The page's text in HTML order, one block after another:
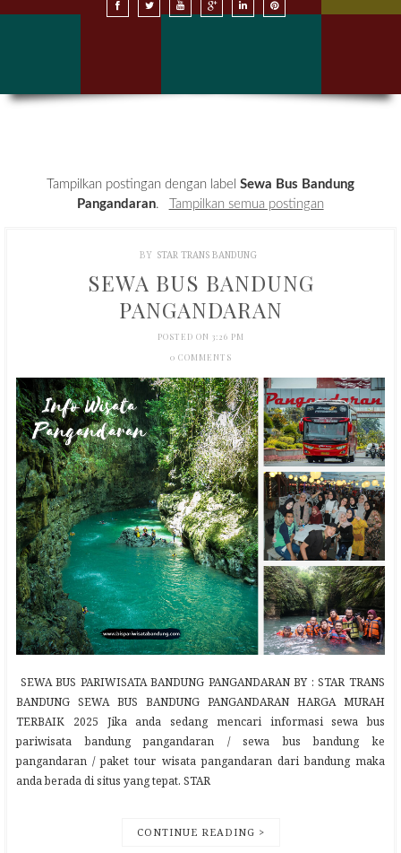
SEWA BUS DI BANDUNG
Tampilkan postingan dengan label Sewa Bus Bandung
Pangandaran. Tampilkan semua postingan
BY STAR TRANS BANDUNG
SEWA BUS BANDUNG
PANGANDARAN
POSTED ON 3:26 PM
0 COMMENTS
SEWA BUS PARIWISATA BANDUNG PANGANDARAN BY : STAR TRANS
BANDUNG SEWA BUS BANDUNG PANGANDARAN HARGA MURAH
TERBAIK 2025 Jika anda sedang mencari informasi sewa bus
pariwisata bandung pangandaran / sewa bus bandung ke
pangandaran / paket tour wisata pangandaran dari bandung maka
anda berada di situs yang tepat. STAR
CONTINUE READING >